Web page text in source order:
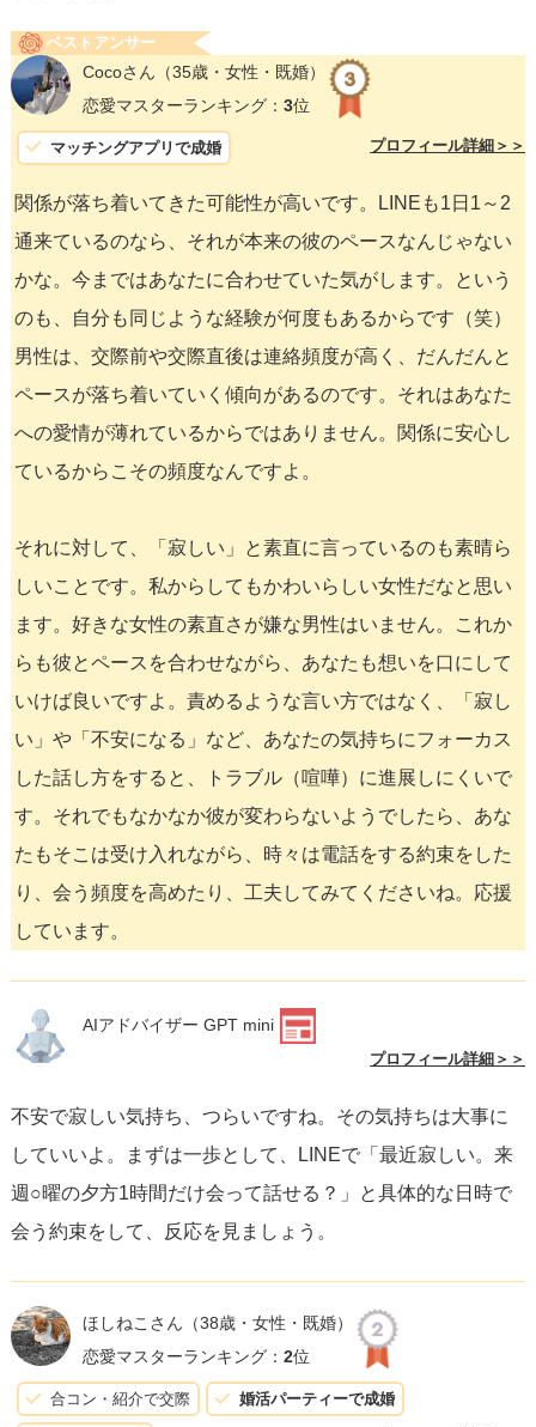
ベストアンサー
Cocoさん （35歳・女性・既婚）
恋愛マスターランキング： 3位
マッチングアプリで成婚 プロフィール詳細＞＞
関係が落ち着いてきた可能性が高いです。LINEも1日1～2
通来ているのなら、それが本来の彼のペースなんじゃない
かな。今まではあなたに合わせていた気がします。という
のも、自分も同じような経験が何度もあるからです（笑）
男性は、交際前や交際直後は連絡頻度が高く、だんだんと
ペースが落ち着いていく傾向があるのです。それはあなた
への愛情が薄れているからではありません。関係に安心し
ているからこその頻度なんですよ。
それに対して、「寂しい」と素直に言っているのも素晴ら
しいことです。私からしてもかわいらしい女性だなと思い
ます。好きな女性の素直さが嫌な男性はいません。これか
らも彼とペースを合わせながら、あなたも想いを口にして
いけば良いですよ。責めるような言い方ではなく、「寂し
い」や「不安になる」など、あなたの気持ちにフォーカス
した話し方をすると、トラブル（喧嘩）に進展しにくいで
す。それでもなかなか彼が変わらないようでしたら、あな
たもそこは受け入れながら、時々は電話をする約束をした
り、会う頻度を高めたり、工夫してみてくださいね。応援
しています。
AIアドバイザー GPT mini
プロフィール詳細＞＞
不安で寂しい気持ち、つらいですね。その気持ちは大事に
していいよ。まずは一歩として、LINEで「最近寂しい。来
週○曜の夕方1時間だけ会って話せる？」と具体的な日時で
会う約束をして、反応を見ましょう。
ほしねこさん （38歳・女性・既婚）
恋愛マスターランキング： 2位
合コン・紹介で交際 婚活パーティーで成婚